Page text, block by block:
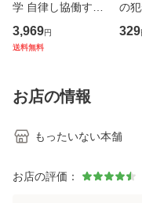
学 自律し協働する
専門職の看護マネ
ジメントスキル 改
恵 藤本幸三 / 南江
堂 [単行
3,969円
送料無料
の犯
理
庫)
329
お店の情報
もったいない本舗
お店の評価：